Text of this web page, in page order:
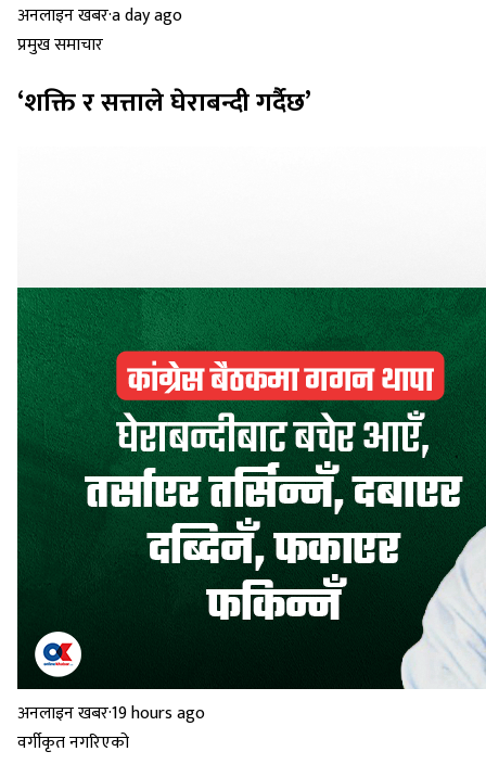
अनलाइन खबर·a day ago
प्रमुख समाचार
‘शक्ति र सत्ताले घेराबन्दी गर्दैछ’
अनलाइन खबर·19 hours ago
वर्गीकृत नगरिएको